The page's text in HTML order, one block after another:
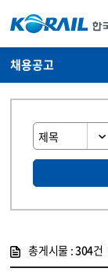
채용공고
총게시물 :304건